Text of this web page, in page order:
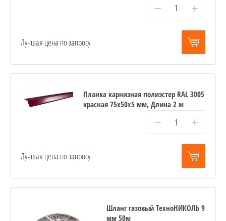
− +
Лучшая цена по запросу
Планка карнизная полиэстер RAL 3005
красная 75х50х5 мм, Длина 2 м
− +
Лучшая цена по запросу
Шланг газовый ТехноНИКОЛЬ 9
мм 50м